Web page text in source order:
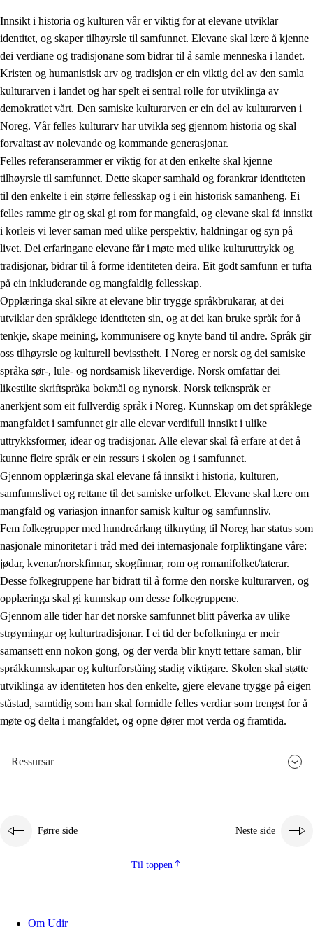
1. Verdigrunnlaget i opplæringa
1.1 Menneskeverdet
1.2 Identitet og kulturelt mangfald
1.3 Kritisk tenking og etisk bevisstheit
1.4 Skaparglede, engasjement og utforskartrong
1.5 Respekt for naturen og miljøbevisstheit
1.6 Demokrati og medverknad
Innsikt i historia og kulturen vår er viktig for at elevane utviklar
identitet, og skaper tilhøyrsle til samfunnet. Elevane skal lære å kjenne
dei verdiane og tradisjonane som bidrar til å samle menneska i landet.
Kristen og humanistisk arv og tradisjon er ein viktig del av den samla
kulturarven i landet og har spelt ei sentral rolle for utviklinga av
demokratiet vårt. Den samiske kulturarven er ein del av kulturarven i
Noreg. Vår felles kulturarv har utvikla seg gjennom historia og skal
forvaltast av nolevande og kommande generasjonar.
Felles referanserammer er viktig for at den enkelte skal kjenne
tilhøyrsle til samfunnet. Dette skaper samhald og forankrar identiteten
til den enkelte i ein større fellesskap og i ein historisk samanheng. Ei
felles ramme gir og skal gi rom for mangfald, og elevane skal få innsikt
i korleis vi lever saman med ulike perspektiv, haldningar og syn på
livet. Dei erfaringane elevane får i møte med ulike kulturuttrykk og
tradisjonar, bidrar til å forme identiteten deira. Eit godt samfunn er tufta
på ein inkluderande og mangfaldig fellesskap.
Opplæringa skal sikre at elevane blir trygge språkbrukarar, at dei
utviklar den språklege identiteten sin, og at dei kan bruke språk for å
tenkje, skape meining, kommunisere og knyte band til andre. Språk gir
oss tilhøyrsle og kulturell bevisstheit. I Noreg er norsk og dei samiske
språka sør-, lule- og nordsamisk likeverdige. Norsk omfattar dei
likestilte skriftspråka bokmål og nynorsk. Norsk teiknspråk er
anerkjent som eit fullverdig språk i Noreg. Kunnskap om det språklege
mangfaldet i samfunnet gir alle elevar verdifull innsikt i ulike
uttrykksformer, idear og tradisjonar. Alle elevar skal få erfare at det å
kunne fleire språk er ein ressurs i skolen og i samfunnet.
Gjennom opplæringa skal elevane få innsikt i historia, kulturen,
samfunnslivet og rettane til det samiske urfolket. Elevane skal lære om
mangfald og variasjon innanfor samisk kultur og samfunnsliv.
Fem folkegrupper med hundreårlang tilknyting til Noreg har status som
nasjonale minoritetar i tråd med dei internasjonale forpliktingane våre:
jødar, kvenar/norskfinnar, skogfinnar, rom og romanifolket/taterar.
Desse folkegruppene har bidratt til å forme den norske kulturarven, og
opplæringa skal gi kunnskap om desse folkegruppene.
Gjennom alle tider har det norske samfunnet blitt påverka av ulike
strøymingar og kulturtradisjonar. I ei tid der befolkninga er meir
samansett enn nokon gong, og der verda blir knytt tettare saman, blir
språkkunnskapar og kulturforståing stadig viktigare. Skolen skal støtte
utviklinga av identiteten hos den enkelte, gjere elevane trygge på eigen
ståstad, samtidig som han skal formidle felles verdiar som trengst for å
møte og delta i mangfaldet, og opne dører mot verda og framtida.
Ressursar
Førre side Neste side
Til toppen
Om Udir